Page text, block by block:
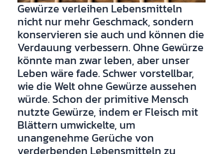
Gewürze verleihen Lebensmitteln
nicht nur mehr Geschmack, sondern
konservieren sie auch und können die
Verdauung verbessern. Ohne Gewürze
könnte man zwar leben, aber unser
Leben wäre fade. Schwer vorstellbar,
wie die Welt ohne Gewürze aussehen
würde. Schon der primitive Mensch
nutzte Gewürze, indem er Fleisch mit
Blättern umwickelte, um
unangenehme Gerüche von